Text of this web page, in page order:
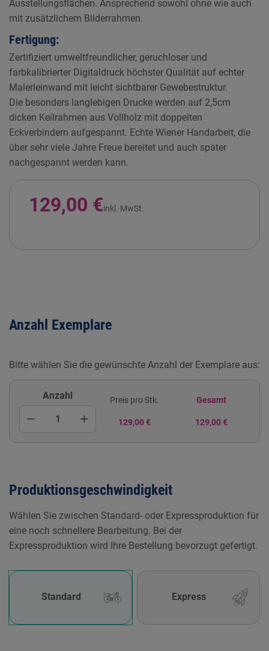
Ausstellungsflächen. Ansprechend sowohl ohne wie auch
mit zusätzlichem Bilderrahmen.
Fertigung:
Zertifiziert umweltfreundlicher, geruchloser und
farbkalibrierter Digitaldruck höchster Qualität auf echter
Malerleinwand mit leicht sichtbarer Gewebestruktur.
Die besonders langlebigen Drucke werden auf 2,5cm
dicken Keilrahmen aus Vollholz mit doppelten
Eckverbindern aufgespannt. Echte Wiener Handarbeit, die
über sehr viele Jahre Freue bereitet und auch später
nachgespannt werden kann.
129,00 €inkl. MwSt.
Anzahl Exemplare
Bitte wählen Sie die gewünschte Anzahl der Exemplare aus:
Anzahl
remove add
Preis pro Stk.
129,00 €
Gesamt
129,00 €
Produktionsgeschwindigkeit
Wählen Sie zwischen Standard- oder Expressproduktion für
eine noch schnellere Bearbeitung. Bei der
Expressproduktion wird Ihre Bestellung bevorzugt gefertigt.
Standard Express